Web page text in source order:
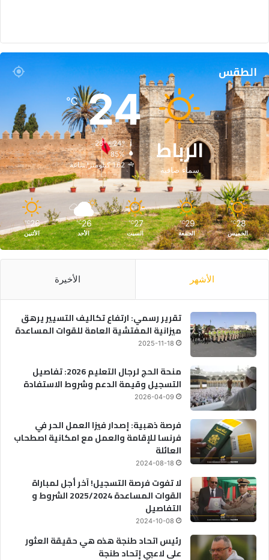
م
ذ
ج
ا
ل
د
ي
ن
ي
ا
ل
غ
ر
ب
ي
ا
س
س
د
الطقس
الرباط
سماء صافية
24
℃
28º - 24º
85%
1.62 كيلومتر/ساعة
28
℃
الخميس
29
℃
الجمعة
27
℃
السبت
26
℃
الأحد
26
℃
الأثنين
الأشهر الأخيرة
تقرير رسمي: ارتفاع تكاليف التسيير يرهق
ميزانية المفتشية العامة للقوات المساعدة
2025-11-18
منحة الحج لرجال التعليم 2026: تفاصيل
التسجيل وقيمة الدعم وشروط الاستفادة
2026-04-09
فرصة ذهبية: إصدار فيزا العمل الحر في
فرنسا للإقامة والعمل مع امكانية اصطحاب
العائلة
2024-08-18
لا تفوت فرصة التسجيل! آخر أجل لمباراة
القوات المساعدة 2025/2024 الشروط و
التفاصيل
2024-10-08
رئيس اتحاد طنجة هذه هي حقيقة العثور
على لاعبي إتحاد طنجة